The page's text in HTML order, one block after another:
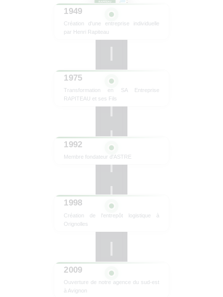
RAPITEAU
1949
Création d'une entreprise individuelle
par Henri Rapiteau
1975
Transformation en SA Entreprise
RAPITEAU et ses Fils
1992
Membre fondateur d'ASTRE
1998
Création de l'entrepôt logistique à
Orignolles
2009
Ouverture de notre agence du sud-est
à Avignon